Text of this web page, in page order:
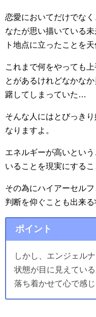
恋愛においてだけでな
なたが思い描いている
ト地点に立ったことを
これまで何をやっても
とがあるけれどなかな
躇してしまっていた…
そんな人にはとびっき
なりますよ。
エネルギーが高いとい
いることを現実にする
その為にハイアーセル
判断を仰ぐことも出来る
ポイント
しかし、エンジェル
状態が目に見えてい
落ち着かせて心で感